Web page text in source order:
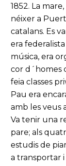
1852. La
néixer a
catalans. Es
era
música, era
cor d´homes
feia classes
Pau era
amb les veus
Va tenir una
pare; als
estudis de
a transportar